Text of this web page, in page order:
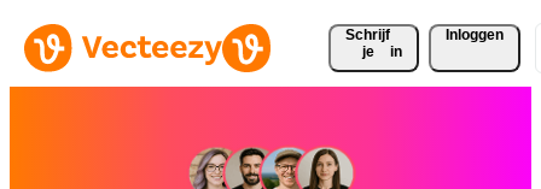
Schrijf
je
in
Inloggen